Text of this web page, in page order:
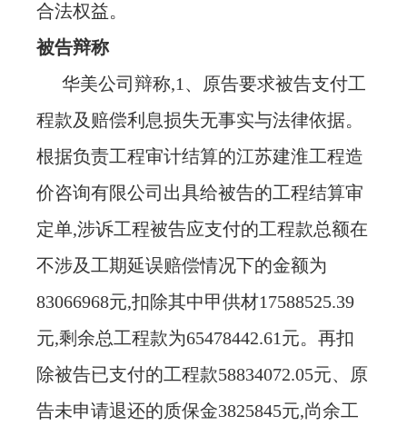
合法权益。
被告辩称
华美公司辩称,1、原告要求被告支付工
程款及赔偿利息损失无事实与法律依据。
根据负责工程审计结算的江苏建淮工程造
价咨询有限公司出具给被告的工程结算审
定单,涉诉工程被告应支付的工程款总额在
不涉及工期延误赔偿情况下的金额为
83066968元,扣除其中甲供材17588525.39
元,剩余总工程款为65478442.61元。再扣
除被告已支付的工程款58834072.05元、原
告未申请退还的质保金3825845元,尚余工